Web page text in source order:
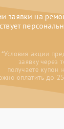
заявки на
*Условия акции
заявку через
получаете купон
оплатить до